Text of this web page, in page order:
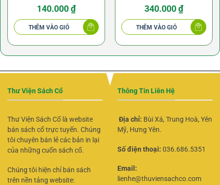
Dũng
140.000₫
THÊM VÀO GIỎ
Hán Nôm
340.000₫
THÊM VÀO GIỎ
Thư Viện Sách Cổ
Thư Viện Sách Cổ là website
bán sách cổ trực tuyến. Chúng
tôi chuyên bán lẻ các bản in lại
của những cuốn sách cổ.
Chúng tôi hiện chỉ bán sách
trên nền tảng website:
Thông Tin Liên Hệ
Địa chỉ: Bùi Xá, Trung Hoà, Yên
Mỹ, Hưng Yên.
Số điện thoại: 036.686.5351
Email:
lienhe@thuviensachco.com